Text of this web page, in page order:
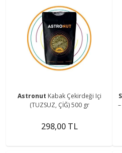
Astronut Kabak Çekirdeği Içi
(TUZSUZ, ÇİĞ) 500 gr
298,00 TL